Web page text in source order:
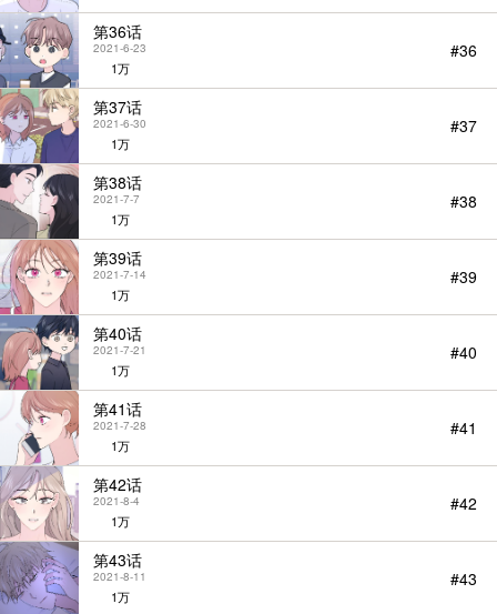
第36话
2021-6-23
1万
#36
第37话
2021-6-30
1万
#37
第38话
2021-7-7
1万
#38
第39话
2021-7-14
1万
#39
第40话
2021-7-21
1万
#40
第41话
2021-7-28
1万
#41
第42话
2021-8-4
1万
#42
第43话
2021-8-11
1万
#43